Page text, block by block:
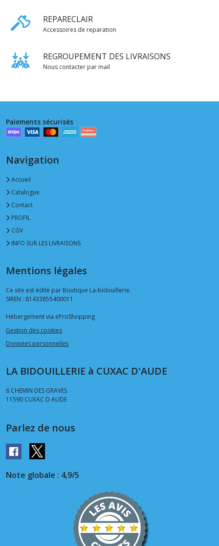
REPARECLAIR
Accessoires de reparation
REGROUPEMENT DES LIVRAISONS
Nous contacter par mail
Paiements sécurisés
Navigation
Accueil
Catalogue
Contact
PROFIL
CGV
INFO SUR LES LIVRAISONS
Mentions légales
Ce site est édité par Boutique La-bidouillerie.
SIREN : 81433855400011
Hébergement via eProShopping
Gestion des cookies
Données personnelles
LA BIDOUILLERIE à CUXAC D'AUDE
6 CHEMIN DES GRAVES
11590 CUXAC D AUDE
Parlez de nous
Note globale : 4,9/5